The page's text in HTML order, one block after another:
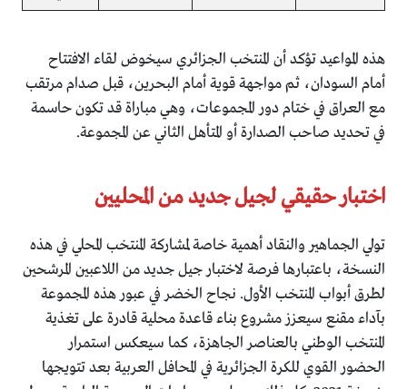
هذه المواعيد تؤكد أن المنتخب الجزائري سيخوض لقاء الافتتاح
أمام السودان، ثم مواجهة قوية أمام البحرين، قبل صدام مرتقب
مع العراق في ختام دور المجموعات، وهي مباراة قد تكون حاسمة
في تحديد صاحب الصدارة أو المتأهل الثاني عن المجموعة.
اختبار حقيقي لجيل جديد من المحليين
تولي الجماهير والنقاد أهمية خاصة لمشاركة المنتخب المحلي في هذه
النسخة، باعتبارها فرصة لاختبار جيل جديد من اللاعبين المرشحين
لطرق أبواب المنتخب الأول. نجاح الخضر في عبور هذه المجموعة
بآداء مقنع سيعزز مشروع بناء قاعدة محلية قادرة على تغذية
المنتخب الوطني بالعناصر الجاهزة، كما سيعكس استمرار
الحضور القوي للكرة الجزائرية في المحافل العربية بعد تتويجها